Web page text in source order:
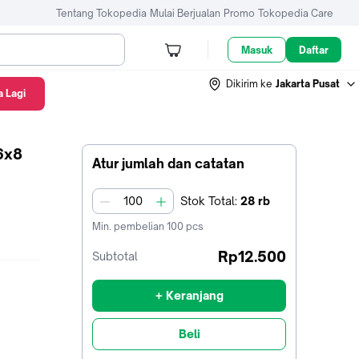
Tentang Tokopedia Mulai Berjualan Promo Tokopedia Care
Masuk Daftar
Dikirim ke Jakarta Pusat
Atur jumlah dan catatan
jumlah Stok Total: 28 rb
Min. pembelian 100 pcs
Subtotal Rp12.500
+ Keranjang
Beli
Lagi